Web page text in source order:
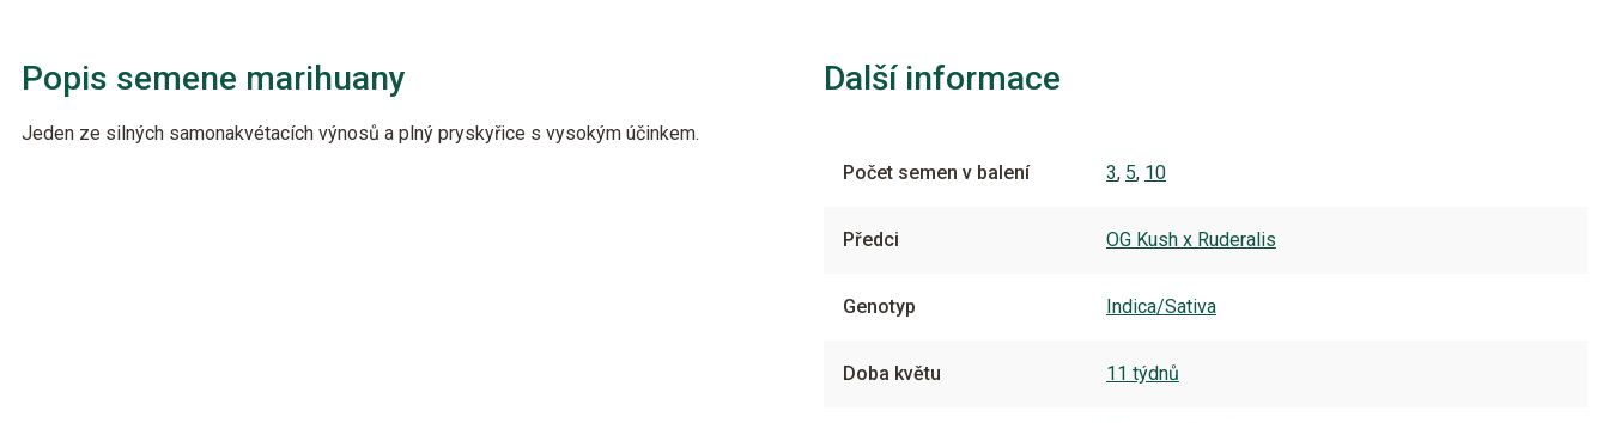
Popis semene marihuany
Jeden ze silných samonakvétacích výnosů a plný pryskyřice s vysokým účinkem.
Další informace
Počet semen v balení 3, 5, 10
Předci OG Kush x Ruderalis
Genotyp Indica/Sativa
Doba květu 11 týdnů